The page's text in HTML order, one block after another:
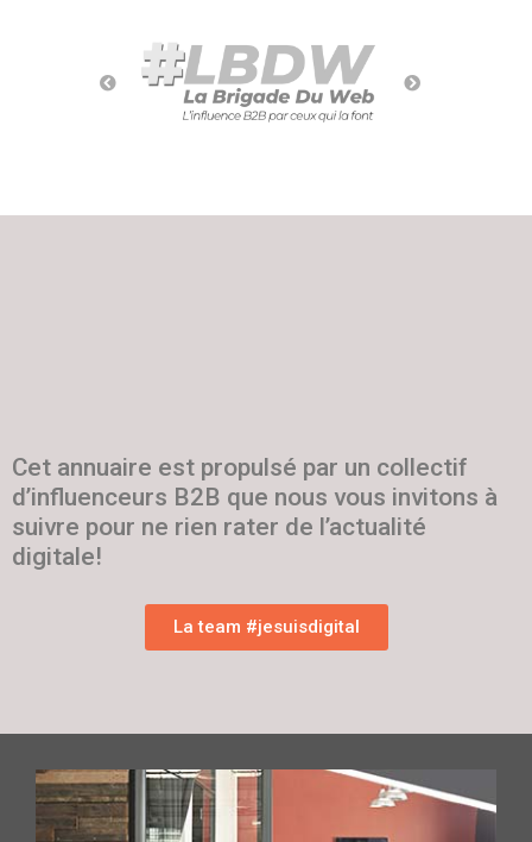
Cet annuaire est propulsé par un collectif
d’influenceurs B2B que nous vous invitons à
suivre pour ne rien rater de l’actualité
digitale!
La team #jesuisdigital